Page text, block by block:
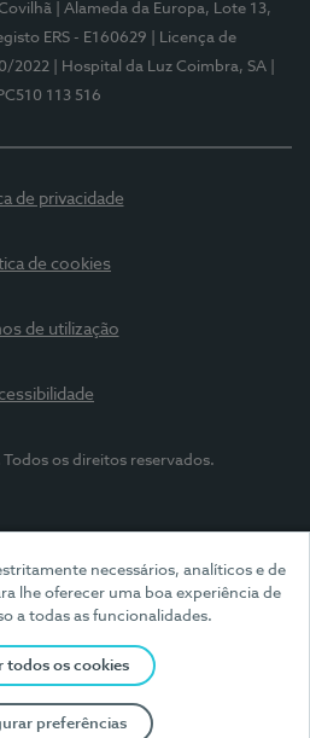
necessários, analíticos e de
lhe oferecer uma boa experiência de
a todas as funcionalidades.
todos os cookies
preferências
| Alameda da Europa, Lote 13,
ERS - E160629
| Licença de
2022
| Hospital da Luz Coimbra, SA
113 516
de privacidade
de cookies
de utilização
os direitos reservados.